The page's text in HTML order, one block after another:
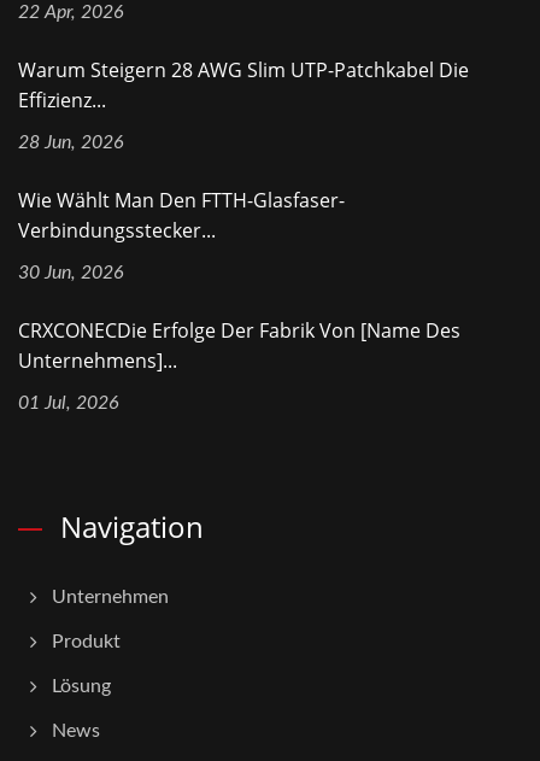
22 Apr, 2026
Warum Steigern 28 AWG Slim UTP-Patchkabel Die
Effizienz...
28 Jun, 2026
Wie Wählt Man Den FTTH-Glasfaser-
Verbindungsstecker...
30 Jun, 2026
CRXCONECDie Erfolge Der Fabrik Von [Name Des
Unternehmens]...
01 Jul, 2026
Navigation
Unternehmen
Produkt
Lösung
News